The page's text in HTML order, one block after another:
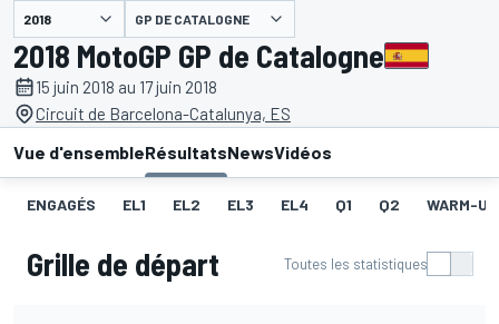
présenté par GP DE CATALOGNE
2018 MotoGP GP de Catalogne
15 juin 2018 au 17 juin 2018
Circuit de Barcelona-Catalunya, ES
Vue d'ensembleRésultatsNewsVidéos
ENGAGÉS EL1 EL2 EL3 EL4 Q1 Q2 WARM-UP
Grille de départ Toutes les statistiques